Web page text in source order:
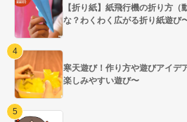
【折り紙】紙飛行機の折り方
な？わくわく広がる折り紙遊び
寒天遊び！作り方や遊びアイデ
楽しみやすい遊び〜